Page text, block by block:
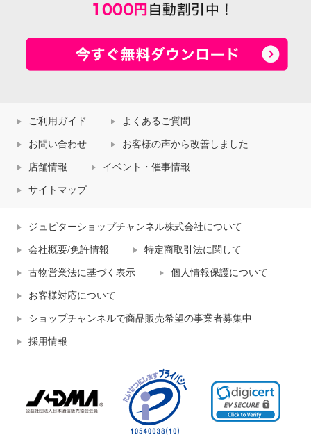
ご利用ガイド よくあるご質問
お問い合わせ お客様の声から改善しました
店舗情報 イベント・催事情報
サイトマップ
ジュピターショップチャンネル株式会社について
会社概要/免許情報 特定商取引法に関して
古物営業法に基づく表示 個人情報保護について
お客様対応について
ショップチャンネルで商品販売希望の事業者募集中
採用情報